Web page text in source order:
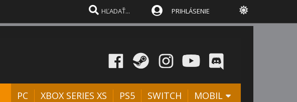
PRIHLÁSENIE
PC XBOX SERIES XS PS5 SWITCH MOBIL